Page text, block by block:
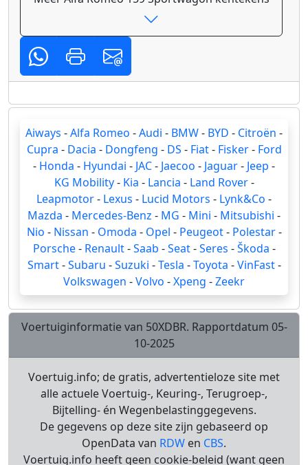
Aiways -Alfa Romeo -Audi - BMW- BYD - Citroën -
Cupra - Dacia - Dongfeng - DS - Fiat- Fisker- Ford
- Honda - Hyundai - JAC- Jaecoo - Jaguar- Jeep -
KG Mobility- Kia - Lancia - Land Rover-
Leapmotor- Lexus - Lucid Motors - Lynk&Co -
Mazda - Mercedes-Benz - MG - Mini - Mitsubishi -
Nio - Nissan - Omoda - Opel - Peugeot- Polestar-
Porsche- Renault-Saab -Seat-Seres -Škoda -
Smart-Subaru -Suzuki -Tesla -Toyota -VinFast-
Volkswagen -Volvo -Xpeng -Zeekr
Voertuiginformatie van 50XDBR. Rapportdatum 05-
10-2025
Voertuig.info; de gratis, advertentieloze site met
alle actuele Voertuig-, Keuring-, Terugroep-,
Bijtelling- én Wegenbelastinggegevens.
De gegevens op deze site zijn gebaseerd op
OpenData van RDW en CBS.
Voertuig.info heeft geen cookie-beleid (want geen